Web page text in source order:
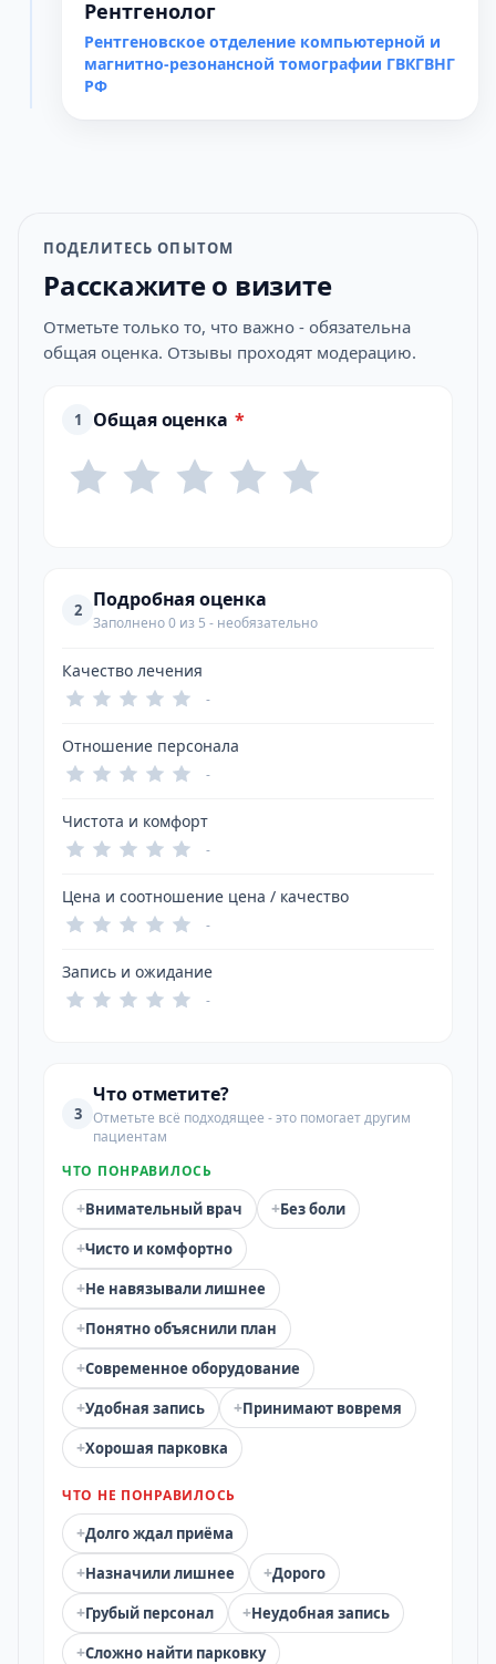
Рентгенолог
Рентгеновское отделение компьютерной и
магнитно-резонансной томографии ГВКГВНГ
РФ
ПОДЕЛИТЕСЬ ОПЫТОМ
Расскажите о визите
Отметьте только то, что важно - обязательна
общая оценка. Отзывы проходят модерацию.
1 Общая оценка *
2 Подробная оценка
Заполнено 0 из 5 - необязательно
Качество лечения
-
Отношение персонала
-
Чистота и комфорт
-
Цена и соотношение цена / качество
-
Запись и ожидание
-
3
Что отметите?
Отметьте всё подходящее - это помогает другим
пациентам
ЧТО ПОНРАВИЛОСЬ
+Внимательный врач +Без боли
+Чисто и комфортно
+Не навязывали лишнее
+Понятно объяснили план
+Современное оборудование
+Удобная запись +Принимают вовремя
+Хорошая парковка
ЧТО НЕ ПОНРАВИЛОСЬ
+Долго ждал приёма
+Назначили лишнее +Дорого
+Грубый персонал +Неудобная запись
+Сложно найти парковку